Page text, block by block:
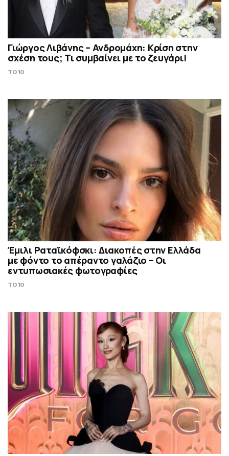
Γιώργος Λιβάνης – Ανδρομάχη: Κρίση στην
σχέση τους; Τι συμβαίνει με το ζευγάρι!
TO10
Έμιλι Ραταϊκόφσκι: Διακοπές στην Ελλάδα
με φόντο το απέραντο γαλάζιο – Οι
εντυπωσιακές φωτογραφίες
TO10